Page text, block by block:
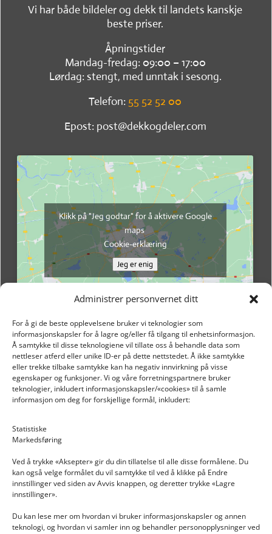
Administrer personvernet ditt
For å gi de beste opplevelsene bruker vi teknologier som
informasjonskapsler for å lagre og/eller få tilgang til enhetsinformasjon.
Å samtykke til disse teknologiene vil tillate oss å behandle data som
nettleser atferd eller unike ID-er på dette nettstedet. Å ikke samtykke
eller trekke tilbake samtykke kan ha negativ innvirkning på visse
egenskaper og funksjoner. Vi og våre forretningspartnere bruker
teknologier, inkludert informasjonskapsler/«cookies» til å samle
informasjon om deg for forskjellige formål, inkludert:
Statistiske
Markedsføring
Ved å trykke «Aksepter» gir du din tillatelse til alle disse formålene. Du
kan også velge formålet du vil samtykke til ved å klikke på Endre
innstillinger ved siden av Avvis knappen, og deretter trykke «Lagre
innstillinger».
Du kan lese mer om hvordan vi bruker informasjonskapsler og annen
teknologi, og hvordan vi samler inn og behandler personopplysninger ved
Vi har både bildeler og dekk til landets kanskje
beste priser.
Åpningstider
Mandag-fredag: 09:00 – 17:00
Lørdag: stengt, med unntak i sesong.
Telefon: 55 52 52 00
Epost: post@dekkogdeler.com
Klikk på "Jeg godtar" for å aktivere Google
maps
Cookie-erklæring
Jeg er enig
INFORMASJON